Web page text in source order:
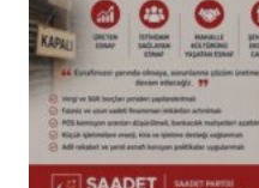
(başlıksız)